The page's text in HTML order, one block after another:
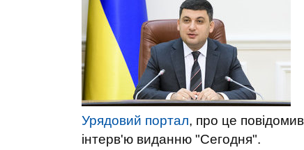
Урядовий портал, про це
інтерв'ю виданню "Сегодня".